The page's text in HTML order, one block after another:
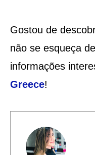
Gostou de
não se esqueça
informações
Greece!